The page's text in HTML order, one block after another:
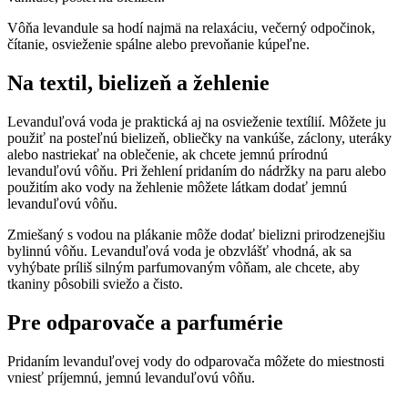
Vôňa levandule sa hodí najmä na relaxáciu, večerný odpočinok,
čítanie, osvieženie spálne alebo prevoňanie kúpeľne.
Na textil, bielizeň a žehlenie
Levanduľová voda je praktická aj na osvieženie textílií. Môžete ju
použiť na posteľnú bielizeň, obliečky na vankúše, záclony, uteráky
alebo nastriekať na oblečenie, ak chcete jemnú prírodnú
levanduľovú vôňu. Pri žehlení pridaním do nádržky na paru alebo
použitím ako vody na žehlenie môžete látkam dodať jemnú
levanduľovú vôňu.
Zmiešaný s vodou na plákanie môže dodať bielizni prirodzenejšiu
bylinnú vôňu. Levanduľová voda je obzvlášť vhodná, ak sa
vyhýbate príliš silným parfumovaným vôňam, ale chcete, aby
tkaniny pôsobili sviežo a čisto.
Pre odparovače a parfumérie
Pridaním levanduľovej vody do odparovača môžete do miestnosti
vniesť príjemnú, jemnú levanduľovú vôňu.